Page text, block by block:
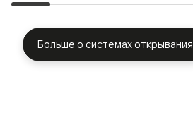
Больше о системах открывания